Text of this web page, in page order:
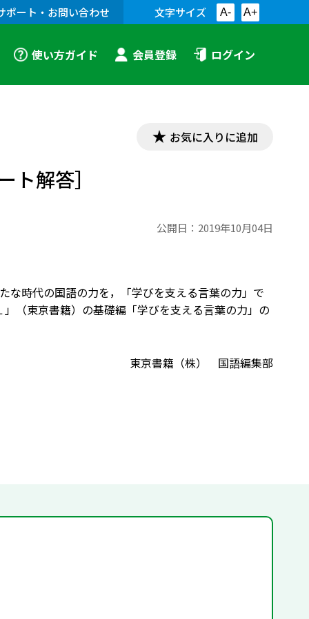
ポート・お問い合わせ 文字サイズ A- A+
使い方ガイド 会員登録 ログイン
お気に入りに追加
解答］
公開日： 2019年10月04日
な時代の国語の力を，「学びを支える言葉の力」で
（東京書籍）の基礎編「学びを支える言葉の力」の
東京書籍（株） 国語編集部